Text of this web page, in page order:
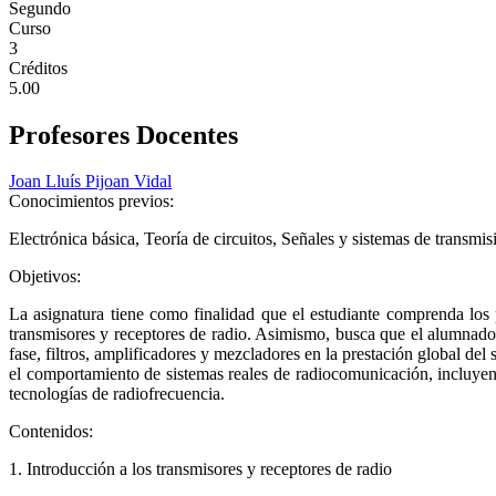
Segundo
Curso
3
Créditos
5.00
Profesores Docentes
Joan Lluís Pijoan Vidal
Conocimientos previos:
Electrónica básica, Teoría de circuitos, Señales y sistemas de
Objetivos:
La asignatura tiene como finalidad que el estudiante comprenda
transmisores y receptores de radio. Asimismo, busca que el
fase, filtros, amplificadores y mezcladores en la prestación global del
el comportamiento de sistemas reales de radiocomunicación,
tecnologías de radiofrecuencia.
Contenidos:
1. Introducción a los transmisores y receptores de radio